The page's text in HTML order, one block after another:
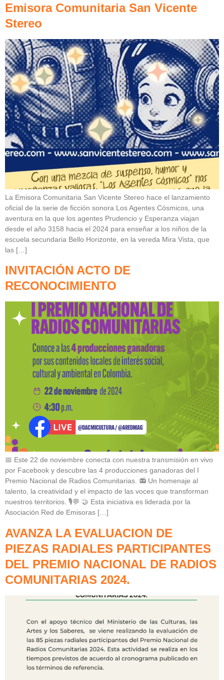
Emisora Comunitaria San Vicente
Stereo
La Emisora Comunitaria San Vicente Stereo hace el lanzamiento
oficial de la serie de ficción sonora Los Agentes Cósmicos, una
aventura en la que los agentes Prudencio y Esperanza viajan
desde el año 3158 hacia el 2024 para enseñar a los niños de la
escuela secundaria Bello Horizonte, en la vereda Mira Vista, que
las […]
INVITACIÓN ACTO DE
RECONOCIMIENTO
📅 Este 22 de noviembre conecta con nuestra transmisión en vivo
por Facebook y descubre las 4 producciones ganadoras del I
Premio Nacional de Radios Comunitarias. 📻 Un homenaje al
talento, la creatividad y el impacto de las voces que transforman
nuestros territorios. 🎙️💬 🤝 Esta iniciativa es liderada por la
Asociación Red de Emisoras […]
AVANZA LA EVALUACION DE
PIEZAS RADIALES PARTICIPANTES
DEL PREMIO NACIONAL DE RADIOS
COMUNITARIAS 2024.